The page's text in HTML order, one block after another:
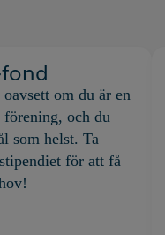
om du är en
och du
som helst. Ta
för att få